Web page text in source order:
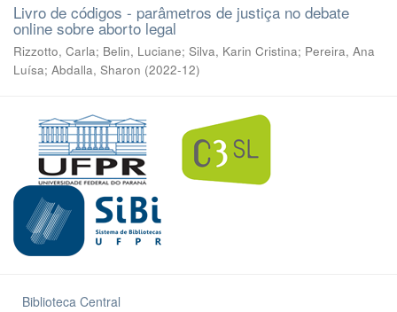
Livro de códigos - parâmetros de justiça no debate
online sobre aborto legal
Rizzotto, Carla; Belin, Luciane; Silva, Karin Cristina; Pereira, Ana
Luísa; Abdalla, Sharon (2022-12)
Biblioteca Central